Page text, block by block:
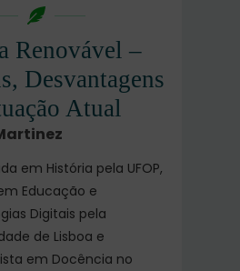
Renovável –
Desvantagens
Atual
em História pela UFOP,
Educação e
Digitais pela
de Lisboa e
em Docência no